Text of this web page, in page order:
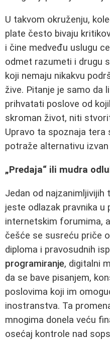
U takvom okruženju,
plate često bivaju
i čine medveđu uslugu
odmet razumeti i drugu
koji nemaju nikakvu
žive. Pitanje je samo da
prihvatati poslove od
skroman život, niti
Upravo ta spoznaja tera
potraže alternativu
„Predaja“ ili mudra
Jedan od najzanimljivijih
jeste odlazak pravnika
internetskim forumima,
češće se susreću priče
diploma i pravosudnih
programiranje, digitalni
da se bave pisanjem,
poslovima koji im
inostranstva. Ta
mnogima donela veću
osećaj kontrole nad